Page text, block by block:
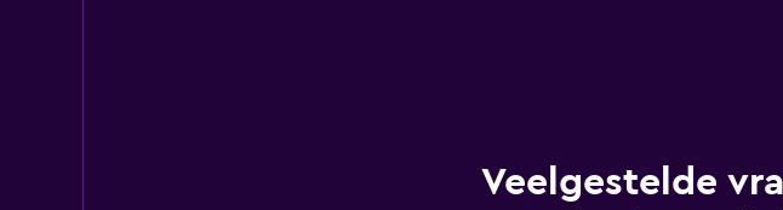
Veelgestelde